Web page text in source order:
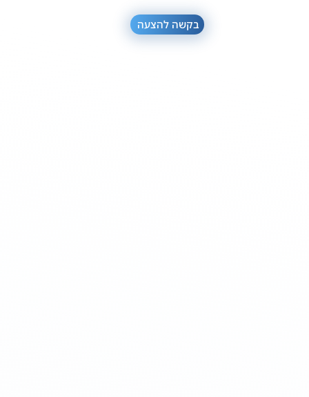
בקשה להצעה